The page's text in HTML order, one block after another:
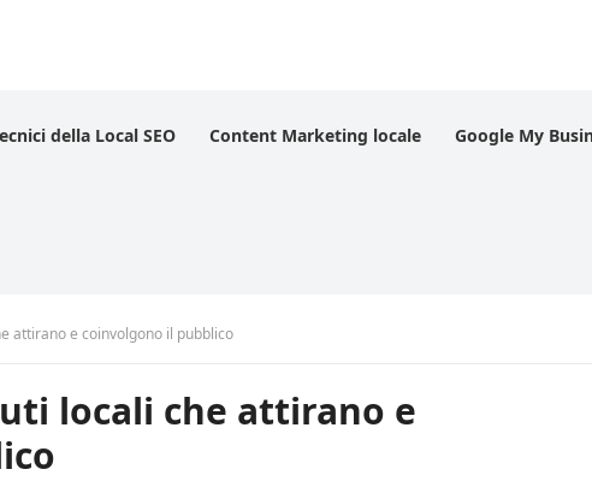
della Local SEO Content Marketing locale Google My
attirano e coinvolgono il pubblico
locali che attirano e